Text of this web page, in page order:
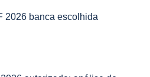
2026 banca escolhida